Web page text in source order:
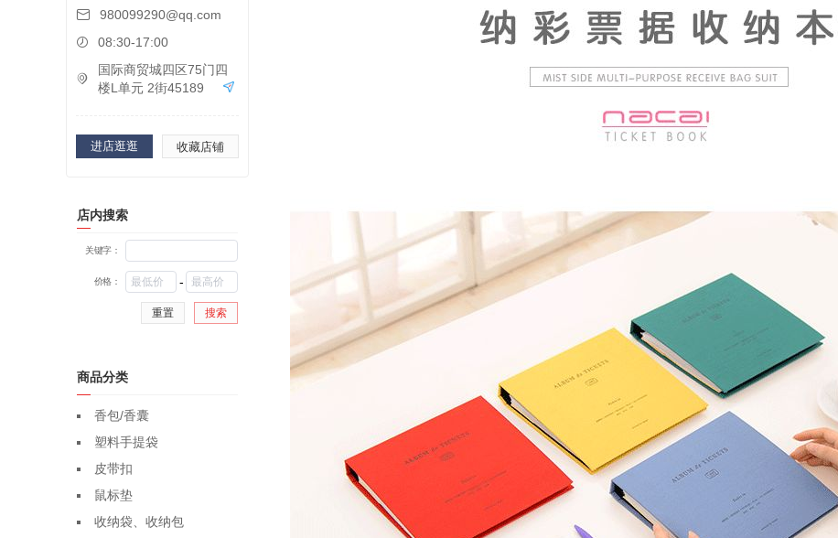
980099290@qq.com
08:30-17:00
国际商贸城四区75门四
楼L单元 2街45189
进店逛逛 收藏店铺
店内搜索
关键字：
价格： -
重置 搜索
商品分类
香包/香囊
塑料手提袋
皮带扣
鼠标垫
收纳袋、收纳包